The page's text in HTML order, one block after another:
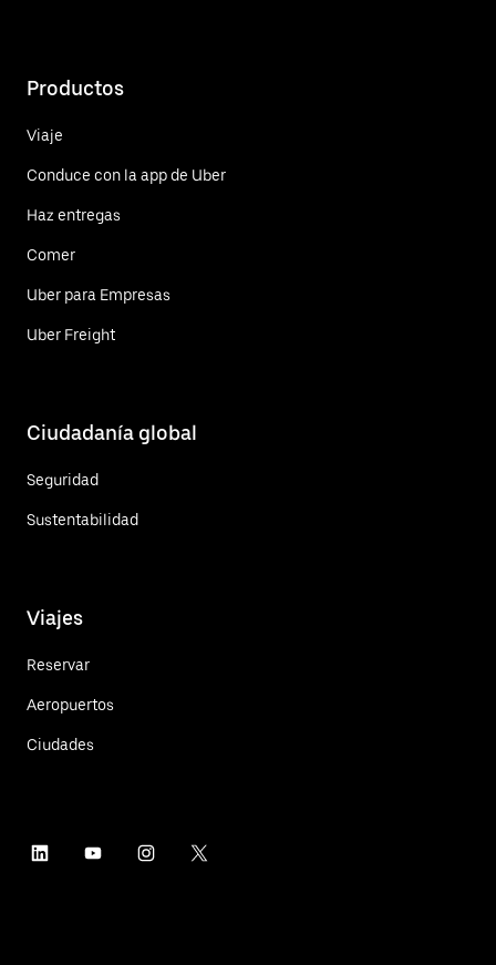
Productos
Viaje
Conduce con la app de Uber
Haz entregas
Comer
Uber para Empresas
Uber Freight
Ciudadanía global
Seguridad
Sustentabilidad
Viajes
Reservar
Aeropuertos
Ciudades